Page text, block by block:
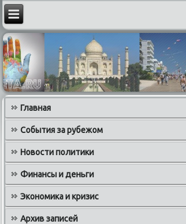
Главная
События за рубежом
Новости политики
Финансы и деньги
Экономика и кризис
Архив записей